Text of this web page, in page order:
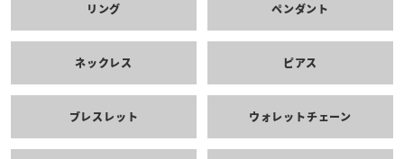
リング ペンダント
ネックレス ピアス
ブレスレット ウォレットチェーン